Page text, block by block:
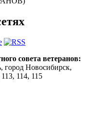
совета ветеранов:
город Новосибирск,
114, 115